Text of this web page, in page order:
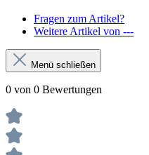
Fragen zum Artikel?
Weitere Artikel von ---
Menü schließen
0 von 0 Bewertungen